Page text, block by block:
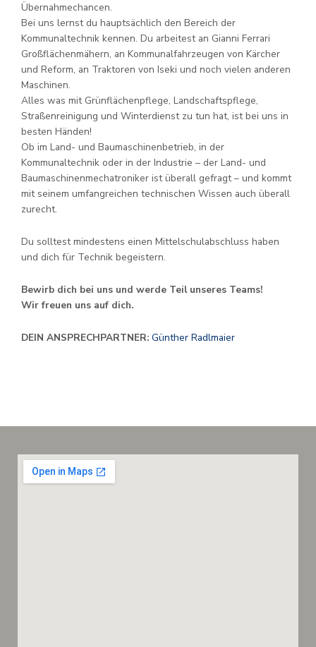
Übernahmechancen.
Bei uns lernst du hauptsächlich den Bereich der
Kommunaltechnik kennen. Du arbeitest an Gianni Ferrari
Großflächenmähern, an Kommunalfahrzeugen von Kärcher
und Reform, an Traktoren von Iseki und noch vielen anderen
Maschinen.
Alles was mit Grünflächenpflege, Landschaftspflege,
Straßenreinigung und Winterdienst zu tun hat, ist bei uns in
besten Händen!
Ob im Land- und Baumaschinenbetrieb, in der
Kommunaltechnik oder in der Industrie – der Land- und
Baumaschinenmechatroniker ist überall gefragt – und kommt
mit seinem umfangreichen technischen Wissen auch überall
zurecht.
Du solltest mindestens einen Mittelschulabschluss haben
und dich für Technik begeistern.
Bewirb dich bei uns und werde Teil unseres Teams!
Wir freuen uns auf dich.
DEIN ANSPRECHPARTNER: Günther Radlmaier